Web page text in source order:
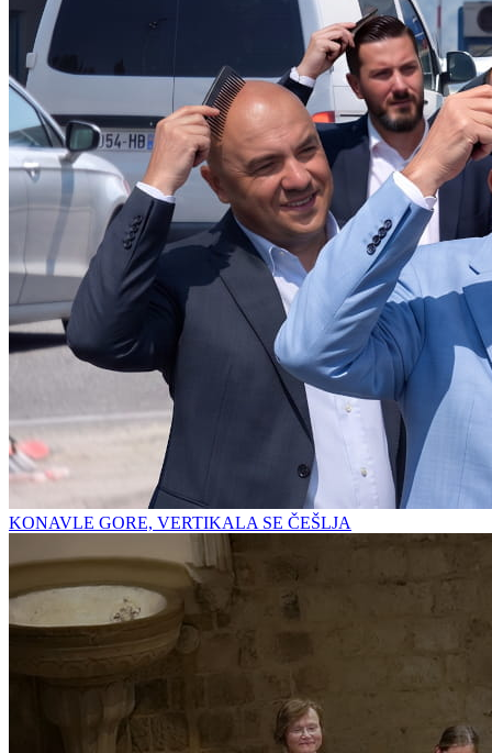
KONAVLE GORE, VERTIKALA SE ČEŠLJA